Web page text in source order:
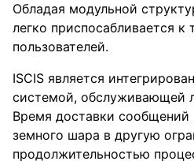
Обладая модульной
легко приспосабливается к
пользователей.
ISCIS является
системой, обслуживающей
Время доставки сообщений
земного шара в другую
продолжительностью